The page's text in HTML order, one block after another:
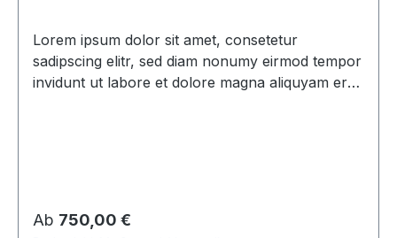
Lorem ipsum dolor sit amet, consetetur
sadipscing elitr, sed diam nonumy eirmod tempor
invidunt ut labore et dolore magna aliquyam erat,
eirmod tempor invidunt ut labore et dolore
magna aliquyam erat, sed diam voluptua. At vero
Regulärer Preis:
Ab 750,00 €